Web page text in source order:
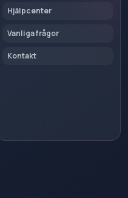
Hjälpcenter
Vanliga frågor
Kontakt